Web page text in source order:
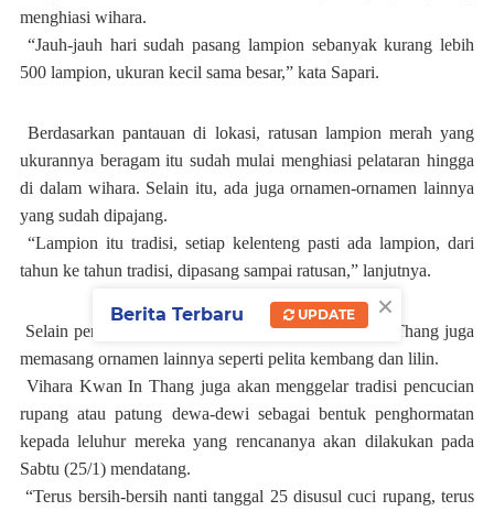
menghiasi wihara.
“Jauh-jauh hari sudah pasang lampion sebanyak kurang lebih
500 lampion, ukuran kecil sama besar,” kata Sapari.
Berdasarkan pantauan di lokasi, ratusan lampion merah yang
ukurannya beragam itu sudah mulai menghiasi pelataran hingga
di dalam wihara. Selain itu, ada juga ornamen-ornamen lainnya
yang sudah dipajang.
“Lampion itu tradisi, setiap kelenteng pasti ada lampion, dari
tahun ke tahun tradisi, dipasang sampai ratusan,” lanjutnya.
Selain pemasangan lampion, pihak Vihara Kwan In Thang juga
memasang ornamen lainnya seperti pelita kembang dan lilin.
Vihara Kwan In Thang juga akan menggelar tradisi pencucian
rupang atau patung dewa-dewi sebagai bentuk penghormatan
kepada leluhur mereka yang rencananya akan dilakukan pada
Sabtu (25/1) mendatang.
“Terus bersih-bersih nanti tanggal 25 disusul cuci rupang, terus
×
Berita Terbaru UPDATE